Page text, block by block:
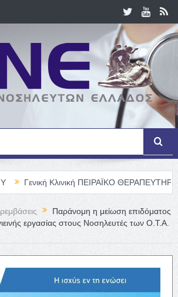
ΠΕΙΡΑΪΚΟ ΘΕΡΑΠΕΥΤΗΡΙΟ Α. Ε. –
Παράνομη η μείωση επιδόματος
εργασίας στους Νοσηλευτές των Ο.Τ.Α.